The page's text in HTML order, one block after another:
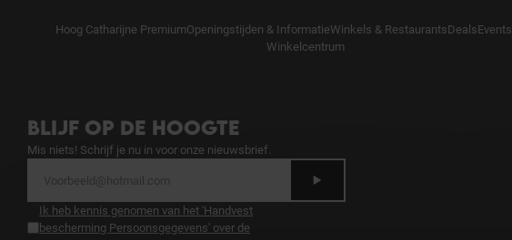
Hoog Catharijne PremiumOpeningstijden & InformatieWinkels & RestaurantsDealsEvents
Winkelcentrum
BLIJF OP DE HOOGTE
Mis niets! Schrijf je nu in voor onze nieuwsbrief.
Ik heb kennis genomen van het 'Handvest
bescherming Persoonsgegevens' over de